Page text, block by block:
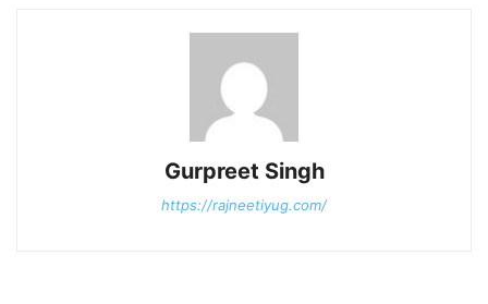
Gurpreet Singh
https://rajneetiyug.com/